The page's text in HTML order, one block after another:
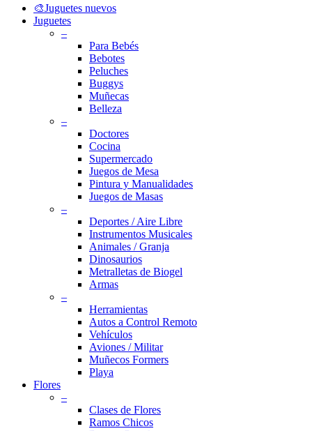
Close
Menu
🎨Juguetes nuevos
Juguetes
–
Para Bebés
Bebotes
Peluches
Buggys
Muñecas
Belleza
–
Doctores
Cocina
Supermercado
Juegos de Mesa
Pintura y Manualidades
Juegos de Masas
–
Deportes / Aire Libre
Instrumentos Musicales
Animales / Granja
Dinosaurios
Metralletas de Biogel
Armas
–
Herramientas
Autos a Control Remoto
Vehículos
Aviones / Militar
Muñecos Formers
Playa
Flores
–
Clases de Flores
Ramos Chicos